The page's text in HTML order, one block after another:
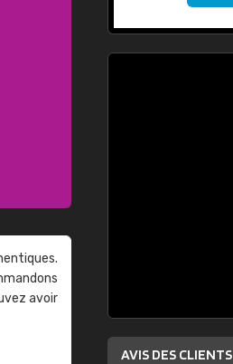
avoir
AVIS DES CLIENTS